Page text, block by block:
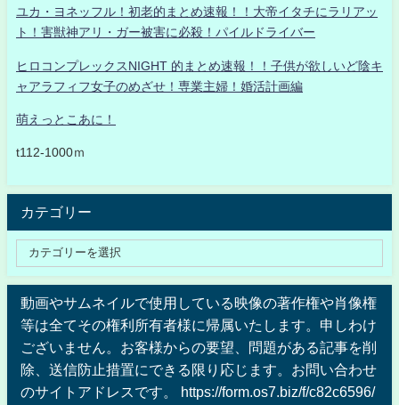
ユカ・ヨネッフル！初老的まとめ速報！！大帝イタチにラリアッ
ト！害獣神アリ・ガー被害に必殺！パイルドライバー
ヒロコンプレックスNIGHT 的まとめ速報！！子供が欲しいど陰キ
ャアラフィフ女子のめざせ！専業主婦！婚活計画編
萌えっとこあに！
t112-1000ｍ
カテゴリー
動画やサムネイルで使用している映像の著作権や肖像権
等は全てその権利所有者様に帰属いたします。申しわけ
ございません。お客様からの要望、問題がある記事を削
除、送信防止措置にできる限り応じます。お問い合わせ
のサイトアドレスです。 https://form.os7.biz/f/c82c6596/